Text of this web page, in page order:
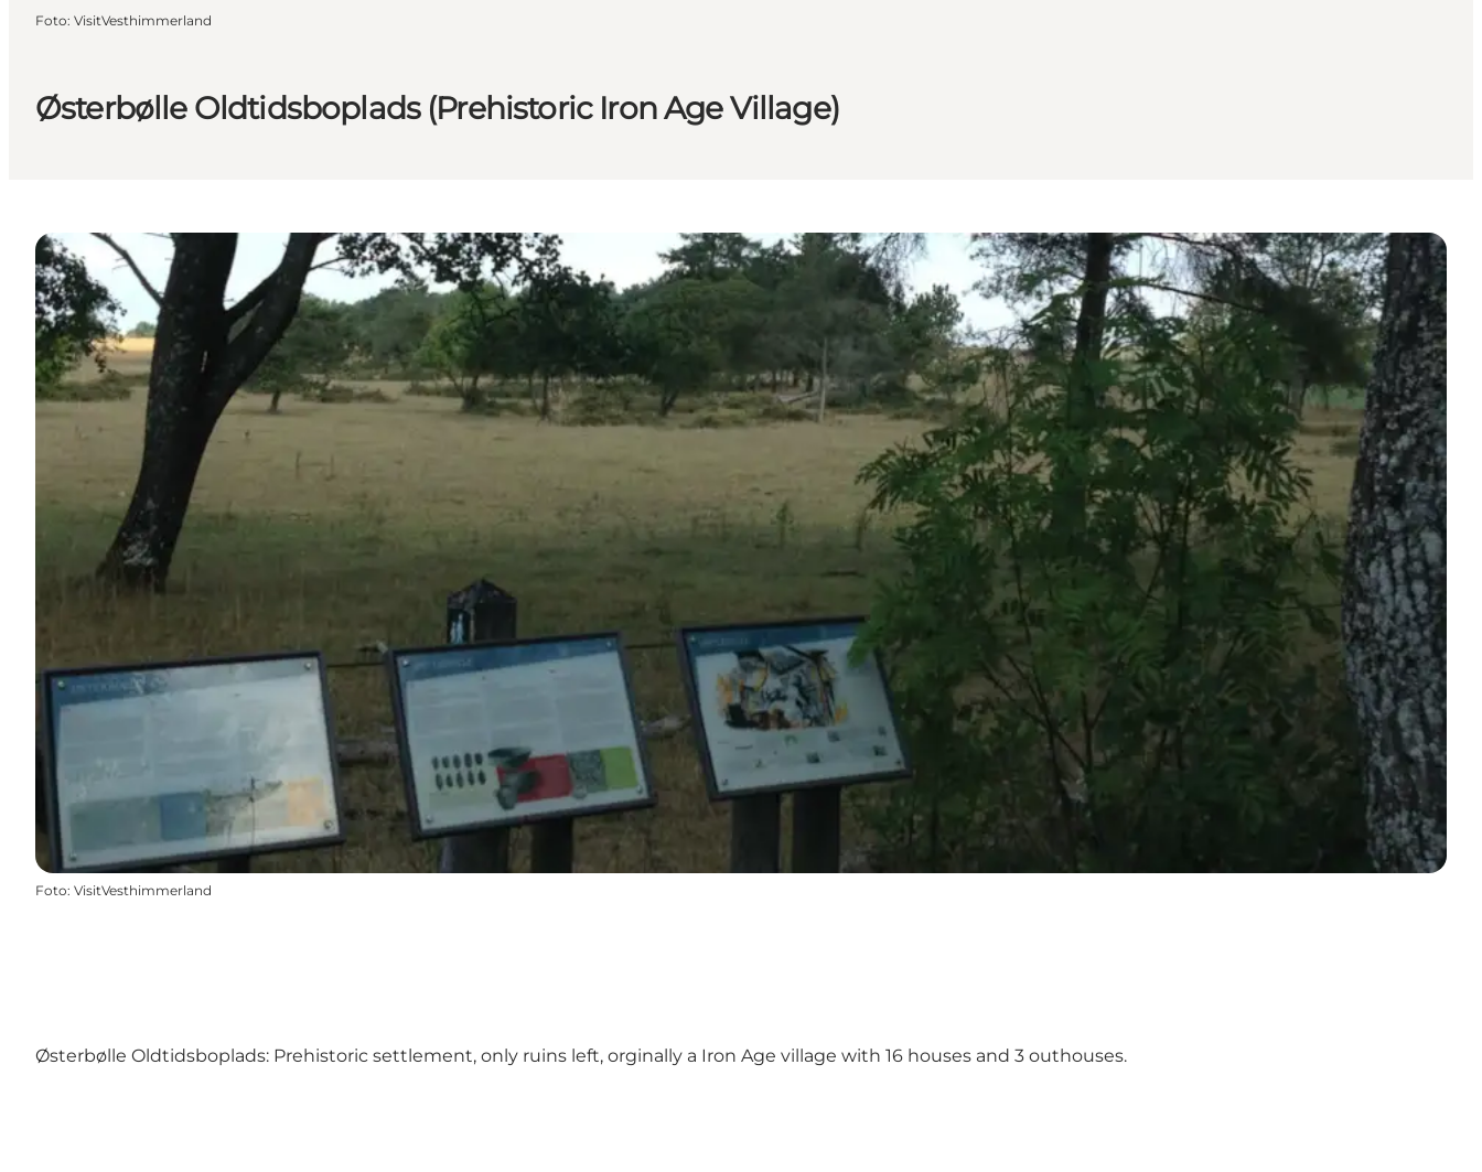
Østerbølle Oldtidsboplads (Prehistoric Iron Age Village)
Foto: VisitVesthimmerland
Foto: VisitVesthimmerland
Østerbølle Oldtidsboplads: Prehistoric settlement, only ruins left, orginally a Iron Age village with 16 houses and 3 outhouses.